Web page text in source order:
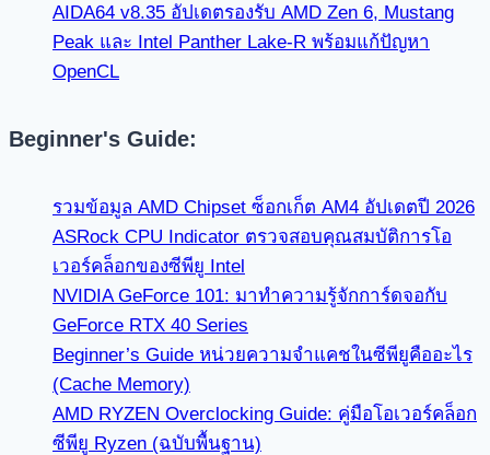
AIDA64 v8.35 อัปเดตรองรับ AMD Zen 6, Mustang
Peak และ Intel Panther Lake-R พร้อมแก้ปัญหา
OpenCL
Beginner's Guide:
รวมข้อมูล AMD Chipset ซ็อกเก็ต AM4 อัปเดตปี 2026
ASRock CPU Indicator ตรวจสอบคุณสมบัติการโอ
เวอร์คล็อกของซีพียู Intel
NVIDIA GeForce 101: มาทำความรู้จักการ์ดจอกับ
GeForce RTX 40 Series
Beginner’s Guide หน่วยความจำแคชในซีพียูคืออะไร
(Cache Memory)
AMD RYZEN Overclocking Guide: คู่มือโอเวอร์คล็อก
ซีพียู Ryzen (ฉบับพื้นฐาน)